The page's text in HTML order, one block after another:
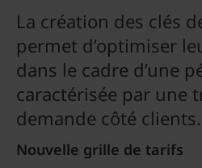
La création des clés
permet d’optimiser
dans le cadre d’une
caractérisée par une
demande côté clients.
Nouvelle grille de tarifs